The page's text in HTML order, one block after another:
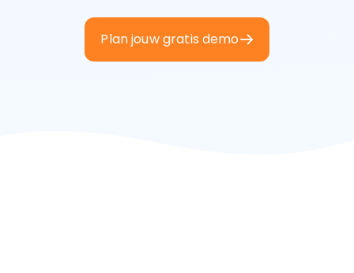
Plan jouw gratis demo